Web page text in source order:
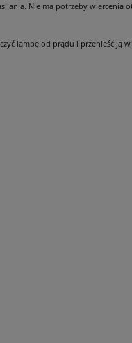
Nie ma potrzeby wiercenia
lampę od prądu i przenieść ją